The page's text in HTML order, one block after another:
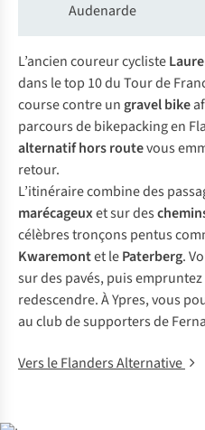
Audenarde
L’ancien coureur cycliste
dans le top 10 du Tour de
course contre un gravel bike
parcours de bikepacking en
alternatifhors routevous
retour.
L’itinéraire combine des
marécageuxet sur des
célèbres tronçons pentus
Kwaremontet lePaterberg.
sur des pavés, puis
redescendre. À Ypres, vous
au club de supporters de
Vers le Flanders Alternative